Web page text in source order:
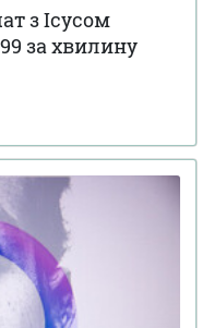
з Ісусом
за хвилину